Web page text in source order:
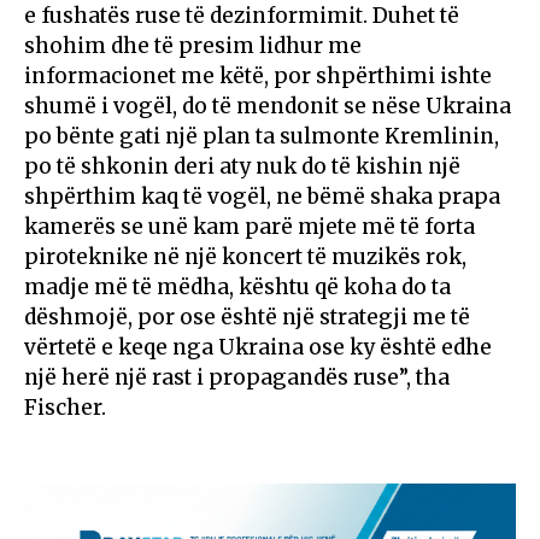
e fushatës ruse të dezinformimit. Duhet të
shohim dhe të presim lidhur me
informacionet me këtë, por shpërthimi ishte
shumë i vogël, do të mendonit se nëse Ukraina
po bënte gati një plan ta sulmonte Kremlinin,
po të shkonin deri aty nuk do të kishin një
shpërthim kaq të vogël, ne bëmë shaka prapa
kamerës se unë kam parë mjete më të forta
piroteknike në një koncert të muzikës rok,
madje më të mëdha, kështu që koha do ta
dëshmojë, por ose është një strategji me të
vërtetë e keqe nga Ukraina ose ky është edhe
një herë një rast i propagandës ruse”, tha
Fischer.